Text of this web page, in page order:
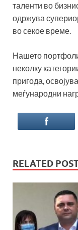
таленти во
одржува
во секое време.
Нашето
неколку
пригода,
меѓународни
RELATED